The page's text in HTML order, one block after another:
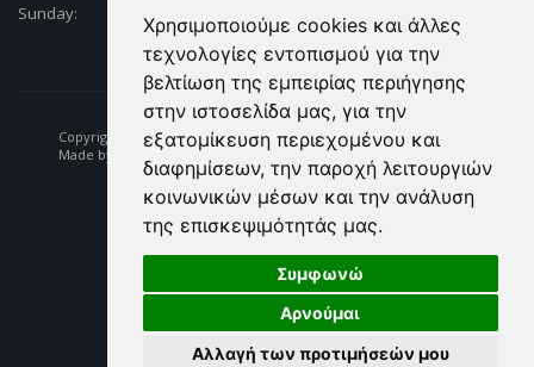
Χρησιμοποιούμε cookies και άλλες
τεχνολογίες εντοπισμού για την
βελτίωση της εμπειρίας περιήγησης
στην ιστοσελίδα μας, για την
εξατομίκευση περιεχομένου και
διαφημίσεων, την παροχή λειτουργιών
κοινωνικών μέσων και την ανάλυση
της επισκεψιμότητάς μας.
Συμφωνώ
Αρνούμαι
Αλλαγή των προτιμήσεών μου
Sunday:
Copyright © 2026 Fishing | Diving | Fishing Equipment - Dikelas.gr
Made by: e-biz.gr